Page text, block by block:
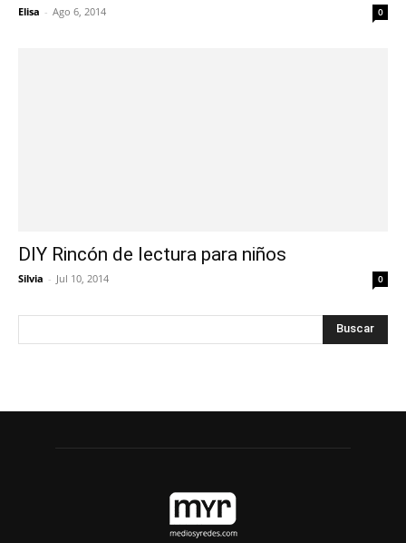
Elisa - Ago 6, 2014 0
DIY Rincón de lectura para niños
Silvia - Jul 10, 2014 0